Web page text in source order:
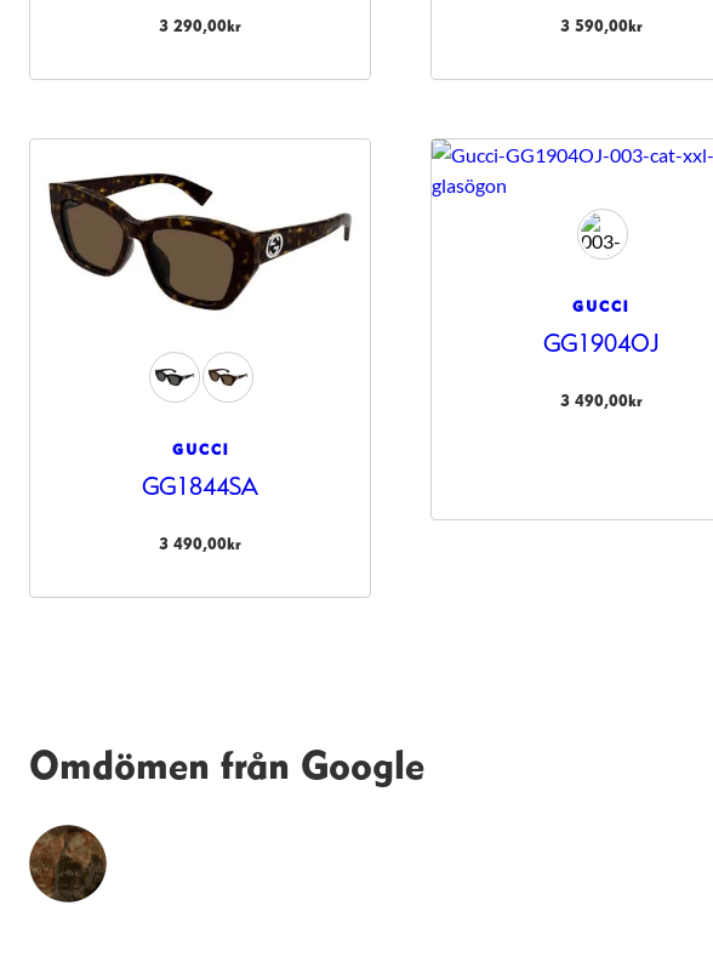
3 290,00 kr 3 590,00kr
GUCCI
GG1844SA
3 490,00 kr
GUCCI
GG1904OJ
3 490,00kr
Omdömen från Google